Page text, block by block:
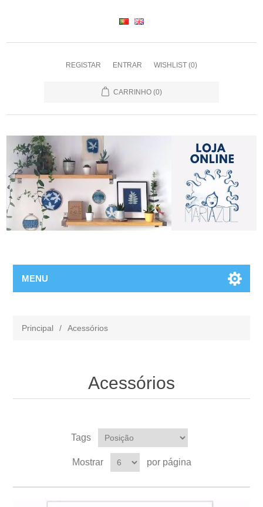
REGISTAR ENTRAR WISHLIST (0)
CARRINHO (0)
MENU
Principal / Acessórios
Acessórios
Tags
Mostrar por página